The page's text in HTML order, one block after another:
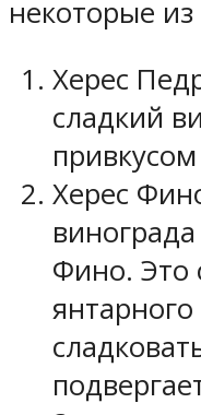
некоторые из
Херес
сладкий
Херес
Фино. Это
янтарного